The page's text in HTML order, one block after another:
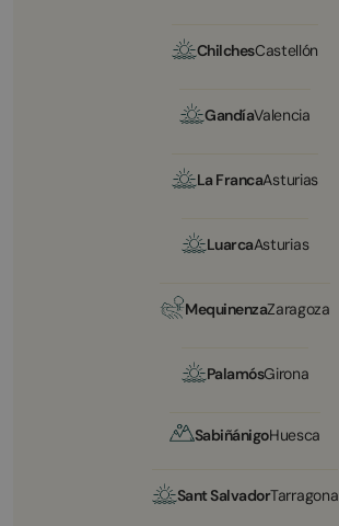
ChilchesCastellón
GandíaValencia
La FrancaAsturias
LuarcaAsturias
MequinenzaZaragoza
PalamósGirona
SabiñánigoHuesca
Sant SalvadorTarragona